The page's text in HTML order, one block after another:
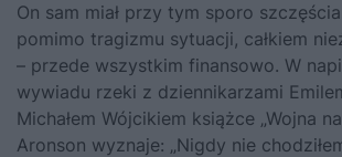
On sam miał przy tym sporo
pomimo tragizmu sytuacji, całkiem
– przede wszystkim finansowo. W
wywiadu rzeki z dziennikarzami
Michałem Wójcikiem książce „Wojna
Aronson wyznaje: „Nigdy nie